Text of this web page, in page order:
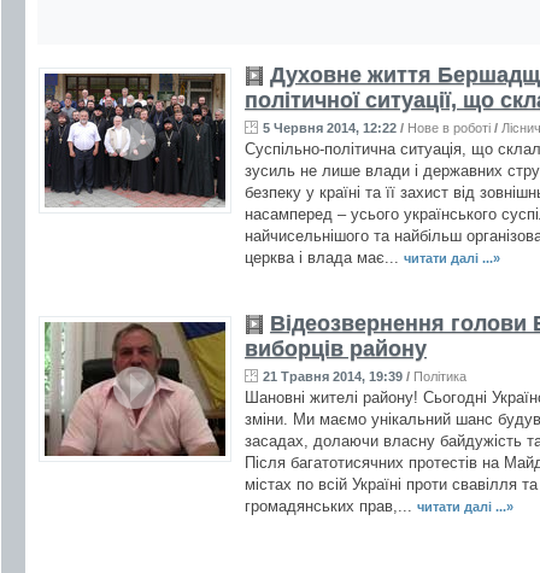
Духовне життя
політичної ситуації, що
5 Червня 2014, 12:22 / Нове в роботі /
Суспільно-політична ситуація, що
зусиль не лише влади і державних
безпеку у країні та її захист від
насамперед – усього українського
найчисельнішого та найбільш
церква і влада має... читати далі ...»
Відеозвернення
виборців району
21 Травня 2014, 19:39 / Політика
Шановні жителі району! Сьогодні
зміни. Ми маємо унікальний шанс
засадах, долаючи власну байдужість
Після багатотисячних протестів на
містах по всій Україні проти свавілля
громадянських прав,... читати далі ...»